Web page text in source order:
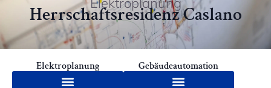
Herrschaftsresidenz Caslano
Elektroplanung Gebäudeautomation